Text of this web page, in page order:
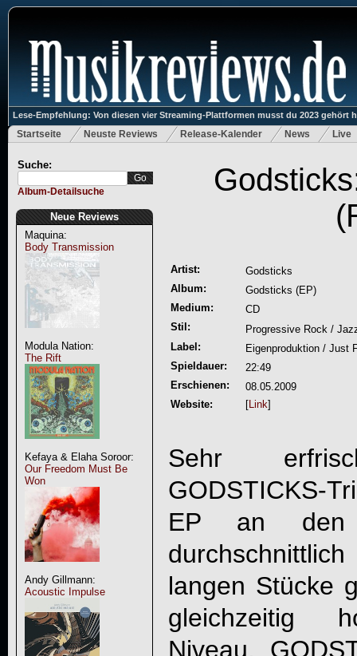
Lese-Empfehlung: Von diesen vier Streaming-Plattformen musst du 2023 gehört
Startseite Neuste Reviews Release-Kalender News Live
Suche:
Album-Detailsuche
Neue Reviews
Maquina:
Body Transmission
Modula Nation:
The Rift
Kefaya & Elaha Soroor:
Our Freedom Must Be
Won
Andy Gillmann:
Acoustic Impulse
Artist:
Godsticks
Album:
Godsticks (EP)
Medium:
CD
Stil:
Progressive Rock /
Label:
Eigenproduktion / Just
Spieldauer:
22:49
Erschienen:
08.05.2009
Website:
[Link]
Sehr
GODSTICKS-
EP an den
langen Stücke
gleichzeitig
Niveau.